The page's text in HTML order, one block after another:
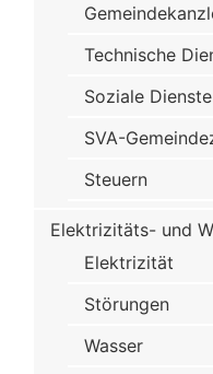
Technische
Soziale Dienste
SVA-
Steuern
Elektrizitäts- und
Elektrizität
Störungen
Wasser